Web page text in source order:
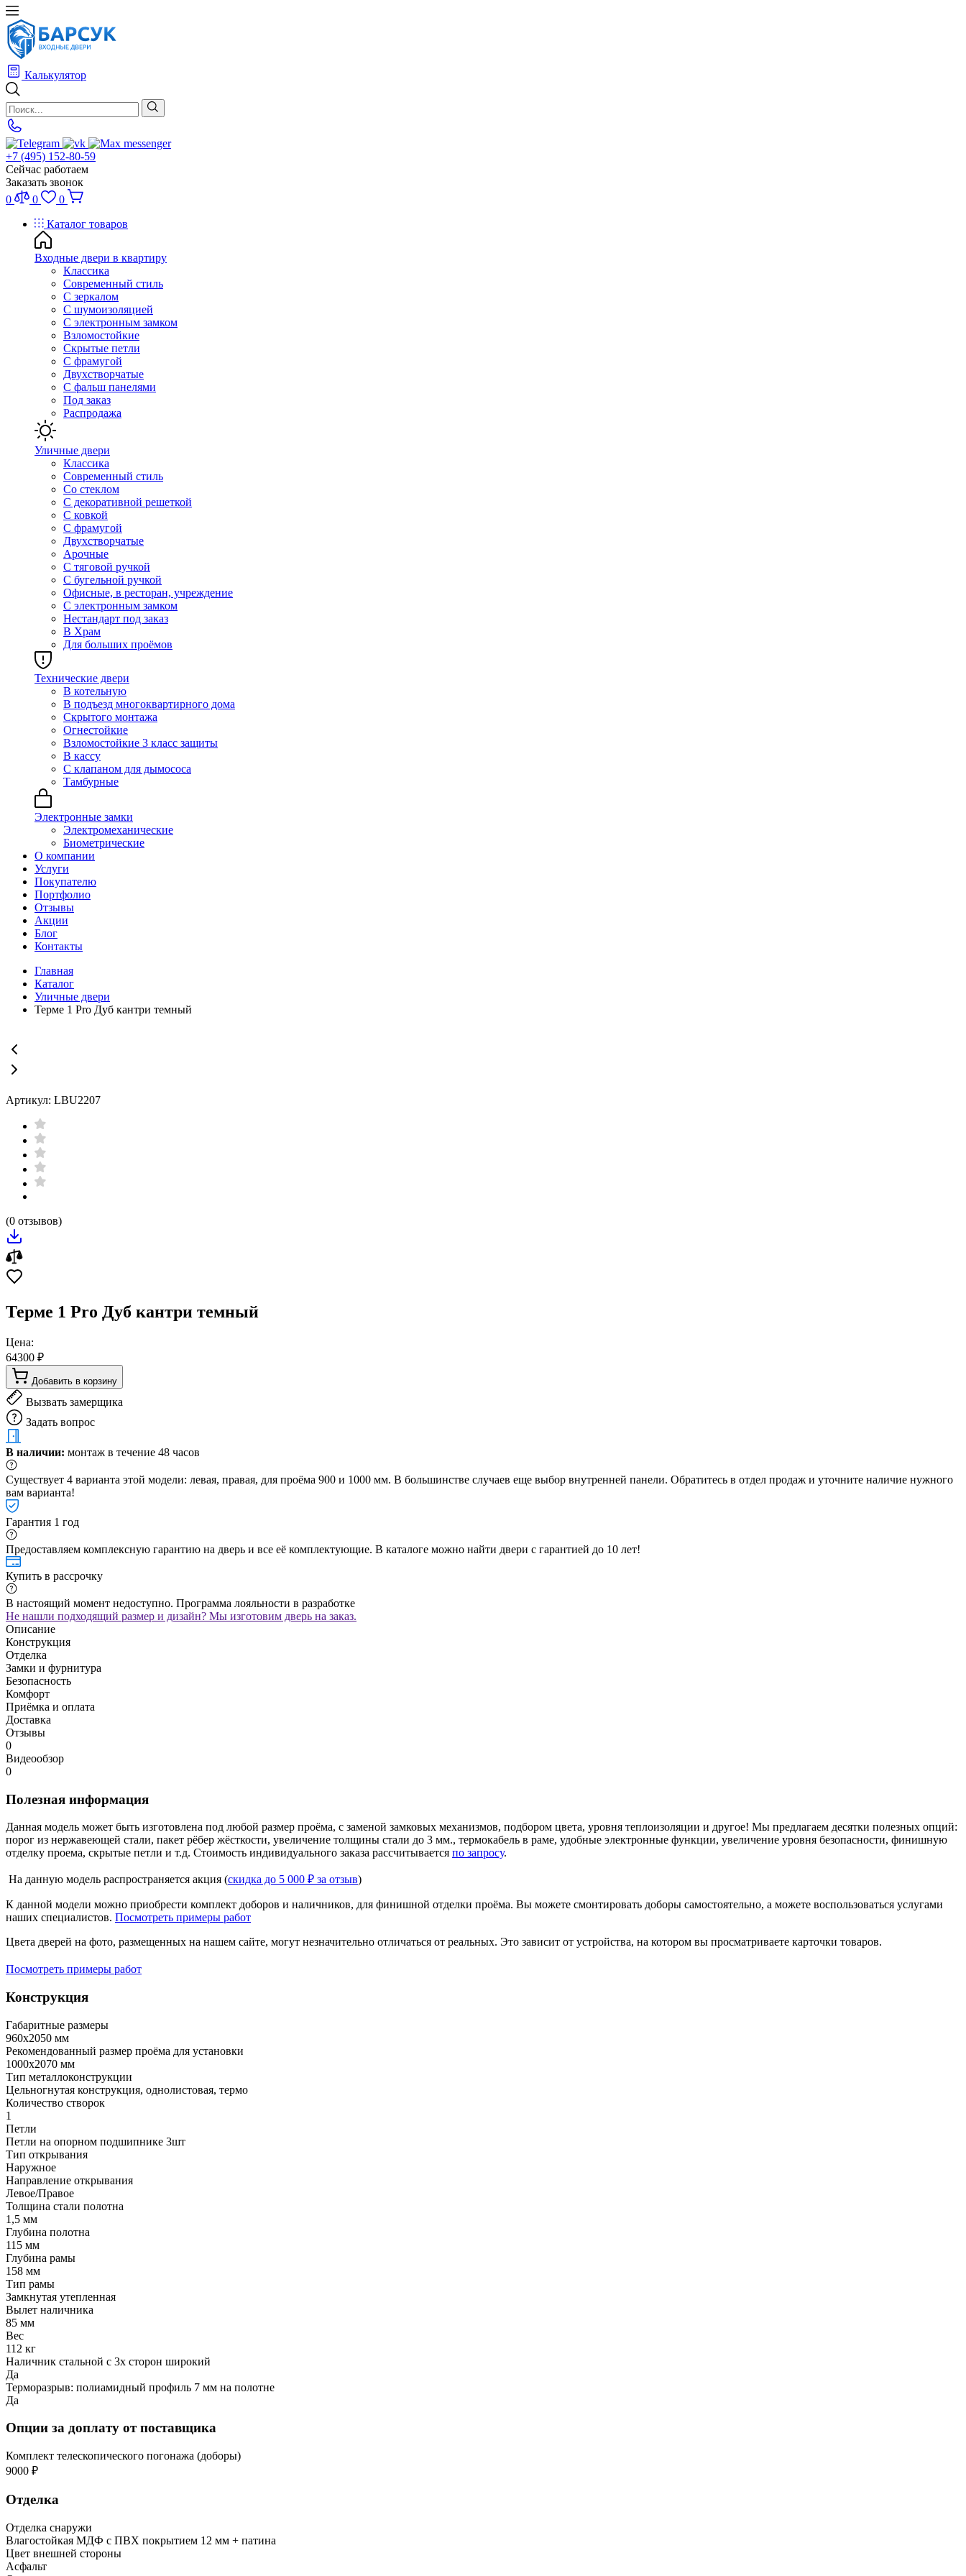
Калькулятор
+7 (495) 152-80-59
Сейчас работаем
Заказать звонок
0
0
0
Каталог товаров
Входные двери в квартиру
Классика
Современный стиль
С зеркалом
С шумоизоляцией
С электронным замком
Взломостойкие
Скрытые петли
С фрамугой
Двухстворчатые
С фальш панелями
Под заказ
Распродажа
Уличные двери
Классика
Современный стиль
Со стеклом
С декоративной решеткой
С ковкой
С фрамугой
Двухстворчатые
Арочные
С тяговой ручкой
С бугельной ручкой
Офисные, в ресторан, учреждение
С электронным замком
Нестандарт под заказ
В Храм
Для больших проёмов
Технические двери
В котельную
В подъезд многоквартирного дома
Скрытого монтажа
Огнестойкие
Взломостойкие 3 класс защиты
В кассу
С клапаном для дымососа
Тамбурные
Электронные замки
Электромеханические
Биометрические
О компании
Услуги
Покупателю
Портфолио
Отзывы
Акции
Блог
Контакты
Главная
Каталог
Уличные двери
Терме 1 Pro Дуб кантри темный
Артикул: LBU2207
(0 отзывов)
Терме 1 Pro Дуб кантри темный
Цена:
64300 ₽
Добавить в корзину
Вызвать замерщика
Задать вопрос
В наличии: монтаж в течение 48 часов
Существует 4 варианта этой модели: левая, правая, для проёма 900 и 1000 мм. В большинстве случаев еще выбор внутренней панели. Обратитесь в отдел продаж и уточните наличие нужного
вам варианта!
Гарантия 1 год
Предоставляем комплексную гарантию на дверь и все её комплектующие. В каталоге можно найти двери с гарантией до 10 лет!
Купить в рассрочку
В настоящий момент недоступно. Программа лояльности в разработке
Не нашли подходящий размер и дизайн? Мы изготовим дверь на заказ.
Описание
Конструкция
Отделка
Замки и фурнитура
Безопасность
Комфорт
Приёмка и оплата
Доставка
Отзывы
0
Видеообзор
0
Полезная информация
Данная модель может быть изготовлена под любой размер проёма, с заменой замковых механизмов, подбором цвета, уровня теплоизоляции и другое! Мы предлагаем десятки полезных опций:
порог из нержавеющей стали, пакет рёбер жёсткости, увеличение толщины стали до 3 мм., термокабель в раме, удобные электронные функции, увеличение уровня безопасности, финишную
отделку проема, скрытые петли и т.д. Стоимость индивидуального заказа рассчитывается по запросу.
На данную модель распространяется акция (скидка до 5 000 ₽ за отзыв)
К данной модели можно приобрести комплект доборов и наличников, для финишной отделки проёма. Вы можете смонтировать доборы самостоятельно, а можете воспользоваться услугами
наших специалистов. Посмотреть примеры работ
Цвета дверей на фото, размещенных на нашем сайте, могут незначительно отличаться от реальных. Это зависит от устройства, на котором вы просматриваете карточки товаров.
Посмотреть примеры работ
Конструкция
Габаритные размеры
960х2050 мм
Рекомендованный размер проёма для установки
1000х2070 мм
Тип металлоконструкции
Цельногнутая конструкция, однолистовая, термо
Количество створок
1
Петли
Петли на опорном подшипнике 3шт
Тип открывания
Наружное
Направление открывания
Левое/Правое
Толщина стали полотна
1,5 мм
Глубина полотна
115 мм
Глубина рамы
158 мм
Тип рамы
Замкнутая утепленная
Вылет наличника
85 мм
Вес
112 кг
Наличник стальной с 3х сторон широкий
Да
Терморазрыв: полиамидный профиль 7 мм на полотне
Да
Опции за доплату от поставщика
Комплект телескопического погонажа (доборы)
9000 ₽
Отделка
Отделка снаружи
Влагостойкая МДФ с ПВХ покрытием 12 мм + патина
Цвет внешней стороны
Асфальт